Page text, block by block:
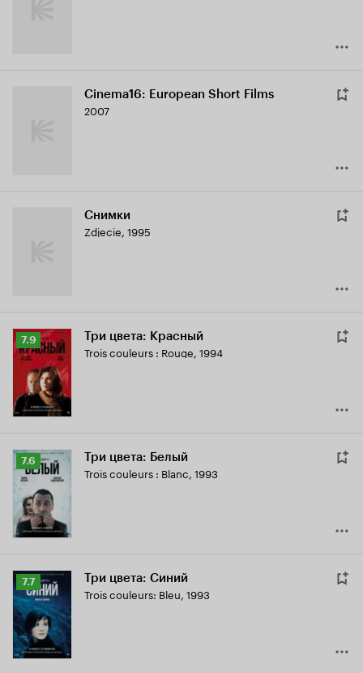
Cinema16: European Short Films
2007
Снимки
Zdjecie, 1995
Рейтинг
Кинопоиска
7.9
7.9 Три цвета: Красный
Trois couleurs : Rouge, 1994
Рейтинг
Кинопоиска
7.6
7.6 Три цвета: Белый
Trois couleurs : Blanc, 1993
Рейтинг
Кинопоиска
7.7
7.7 Три цвета: Синий
Trois couleurs: Bleu, 1993